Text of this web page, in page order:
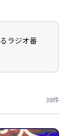
ラジオ番
38件